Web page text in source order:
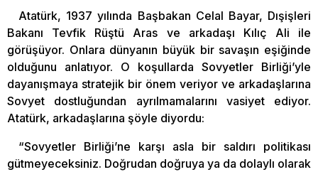
Atatürk, 1937 yılında Başbakan Celal Bayar, Dışişleri
Bakanı Tevfik Rüştü Aras ve arkadaşı Kılıç Ali ile
görüşüyor. Onlara dünyanın büyük bir savaşın eşiğinde
olduğunu anlatıyor. O koşullarda Sovyetler Birliği’yle
dayanışmaya stratejik bir önem veriyor ve arkadaşlarına
Sovyet dostluğundan ayrılmamalarını vasiyet ediyor.
Atatürk, arkadaşlarına şöyle diyordu:
“Sovyetler Birliği’ne karşı asla bir saldırı politikası
gütmeyeceksiniz. Doğrudan doğruya ya da dolaylı olarak